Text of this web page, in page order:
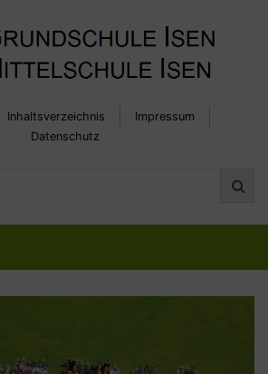
Inhaltsverzeichnis
Impressum
Datenschutz